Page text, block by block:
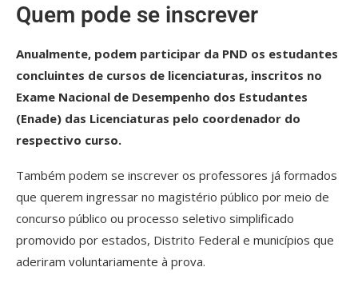
Quem pode se inscrever
Anualmente, podem participar da PND os estudantes
concluintes de cursos de licenciaturas, inscritos no
Exame Nacional de Desempenho dos Estudantes
(Enade) das Licenciaturas pelo coordenador do
respectivo curso.
Também podem se inscrever os professores já formados
que querem ingressar no magistério público por meio de
concurso público ou processo seletivo simplificado
promovido por estados, Distrito Federal e municípios que
aderiram voluntariamente à prova.